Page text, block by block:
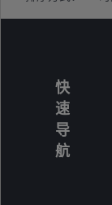
快
速
导
航